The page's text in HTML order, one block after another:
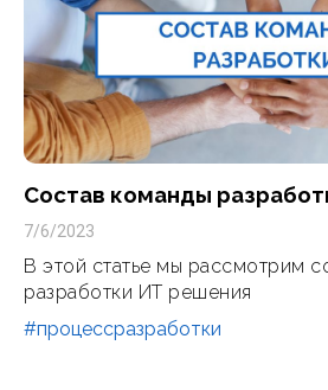
Состав команды
7/6/2023
В этой статье мы рассмотрим
разработки ИТ решения
#процессразработки